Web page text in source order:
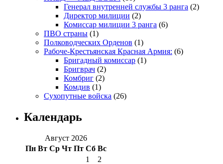
Генерал внутренней службы 3 ранга (2)
Директор милиции (2)
Комиссар милиции 3 ранга (6)
ПВО страны (1)
Полководческих Орденов (1)
Рабоче-Крестьянская Красная Армия: (6)
Бригадный комиссар (1)
Бригврач (2)
Комбриг (2)
Комдив (1)
Сухопутные войска (26)
Календарь
Август 2026
Пн Вт Ср Чт Пт Сб Вс
1
2